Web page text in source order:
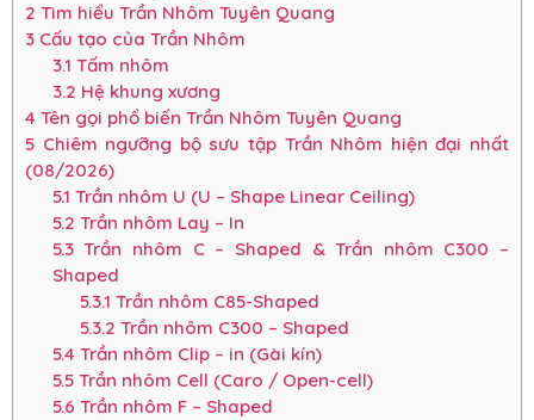
2 Tìm hiểu Trần Nhôm Tuyên Quang
3 Cấu tạo của Trần Nhôm
3.1 Tấm nhôm
3.2 Hệ khung xương
4 Tên gọi phổ biến Trần Nhôm Tuyên Quang
5 Chiêm ngưỡng bộ sưu tập Trần Nhôm hiện đại nhất
(08/2026)
5.1 Trần nhôm U (U – Shape Linear Ceiling)
5.2 Trần nhôm Lay – In
5.3Trần nhôm C – Shaped & Trần nhôm C300 –
Shaped
5.3.1 Trần nhôm C85-Shaped
5.3.2 Trần nhôm C300 – Shaped
5.4 Trần nhôm Clip – in (Gài kín)
5.5Trần nhôm Cell (Caro / Open-cell)
5.6 Trần nhôm F – Shaped